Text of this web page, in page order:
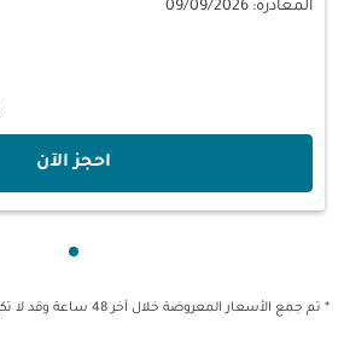
المغادرة: 09/09/2026
‫احجز الآن‬
* تم جمع الأسعار المعروضة خلال آخر 48 ساعة وقد لا تكون متاحة وقت الحجز.